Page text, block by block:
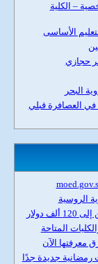
– الكلية
الأساسى
حجازي
البحر
العصافرة قبلي
الروسية
دولار